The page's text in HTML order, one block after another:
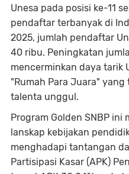
Unesa pada posisi ke-11
pendaftar terbanyak di
2025, jumlah pendaftar
40 ribu. Peningkatan
mencerminkan daya tarik
"Rumah Para Juara"
talenta unggul.
Program Golden SNBP
lanskap kebijakan
menghadapi tantangan
Partisipasi Kasar (APK)